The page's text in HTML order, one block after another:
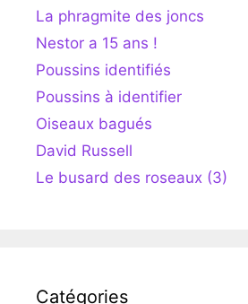
La phragmite des joncs
Nestor a 15 ans !
Poussins identifiés
Poussins à identifier
Oiseaux bagués
David Russell
Le busard des roseaux (3)
Catégories